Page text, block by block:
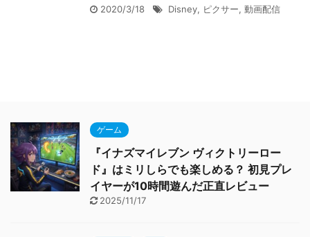
2020/3/18 Disney, ピクサー, 動画配信
ゲーム
『イナズマイレブン ヴィクトリーロー
ド』はミリしらでも楽しめる？ 初見プレ
イヤーが10時間遊んだ正直レビュー
2025/11/17